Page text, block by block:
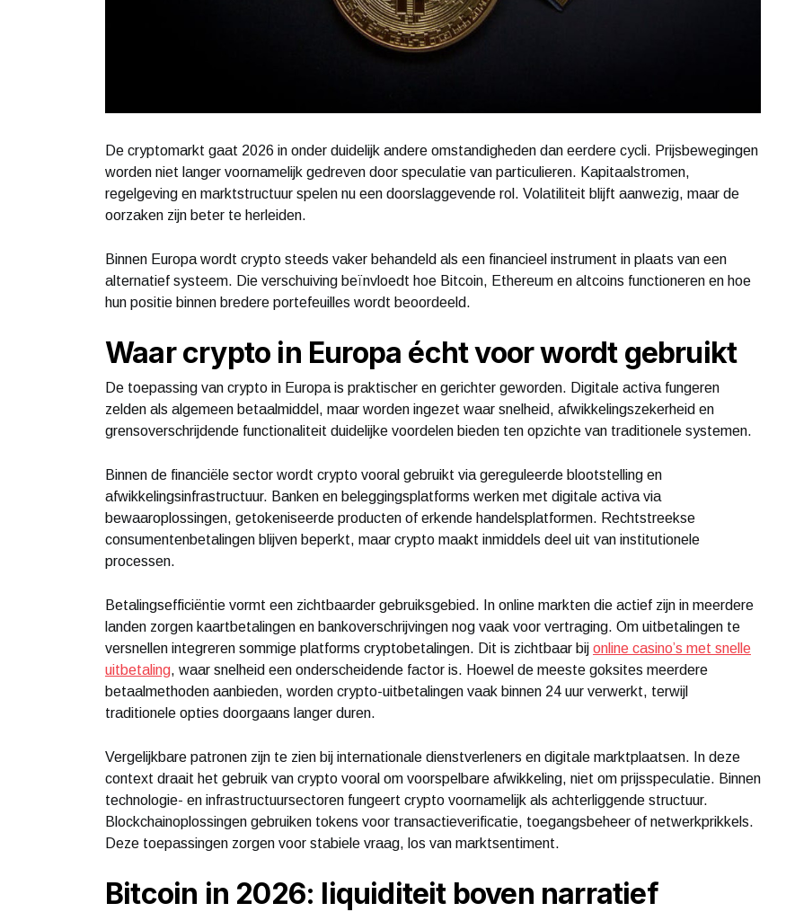
De cryptomarkt gaat 2026 in onder duidelijk andere omstandigheden dan eerdere cycli. Prijsbewegingen
worden niet langer voornamelijk gedreven door speculatie van particulieren. Kapitaalstromen,
regelgeving en marktstructuur spelen nu een doorslaggevende rol. Volatiliteit blijft aanwezig, maar de
oorzaken zijn beter te herleiden.
Binnen Europa wordt crypto steeds vaker behandeld als een financieel instrument in plaats van een
alternatief systeem. Die verschuiving beïnvloedt hoe Bitcoin, Ethereum en altcoins functioneren en hoe
hun positie binnen bredere portefeuilles wordt beoordeeld.
Waar crypto in Europa écht voor wordt gebruikt
De toepassing van crypto in Europa is praktischer en gerichter geworden. Digitale activa fungeren
zelden als algemeen betaalmiddel, maar worden ingezet waar snelheid, afwikkelingszekerheid en
grensoverschrijdende functionaliteit duidelijke voordelen bieden ten opzichte van traditionele systemen.
Binnen de financiële sector wordt crypto vooral gebruikt via gereguleerde blootstelling en
afwikkelingsinfrastructuur. Banken en beleggingsplatforms werken met digitale activa via
bewaaroplossingen, getokeniseerde producten of erkende handelsplatformen. Rechtstreekse
consumentenbetalingen blijven beperkt, maar crypto maakt inmiddels deel uit van institutionele
processen.
Betalingsefficiëntie vormt een zichtbaarder gebruiksgebied. In online markten die actief zijn in meerdere
landen zorgen kaartbetalingen en bankoverschrijvingen nog vaak voor vertraging. Om uitbetalingen te
versnellen integreren sommige platforms cryptobetalingen. Dit is zichtbaar bij online casino’s met snelle
uitbetaling, waar snelheid een onderscheidende factor is. Hoewel de meeste goksites meerdere
betaalmethoden aanbieden, worden crypto-uitbetalingen vaak binnen 24 uur verwerkt, terwijl
traditionele opties doorgaans langer duren.
Vergelijkbare patronen zijn te zien bij internationale dienstverleners en digitale marktplaatsen. In deze
context draait het gebruik van crypto vooral om voorspelbare afwikkeling, niet om prijsspeculatie. Binnen
technologie- en infrastructuursectoren fungeert crypto voornamelijk als achterliggende structuur.
Blockchainoplossingen gebruiken tokens voor transactieverificatie, toegangsbeheer of netwerkprikkels.
Deze toepassingen zorgen voor stabiele vraag, los van marktsentiment.
Bitcoin in 2026: liquiditeit boven narratief